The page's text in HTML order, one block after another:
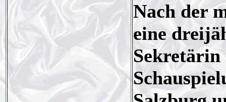
Nach der
eine
Sekretärin